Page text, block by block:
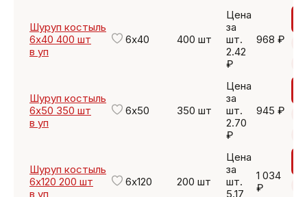
Шуруп костыль
6х40 400 шт
в уп
6х40 400 шт
Цена
за
шт.
2.42
₽
968 ₽
Шуруп костыль
6х50 350 шт
в уп
6х50 350 шт
Цена
за
шт.
2.70
₽
945 ₽
Шуруп костыль
6х120 200 шт
в уп
6х120 200 шт
Цена
за
шт.
5.17
1 034
₽